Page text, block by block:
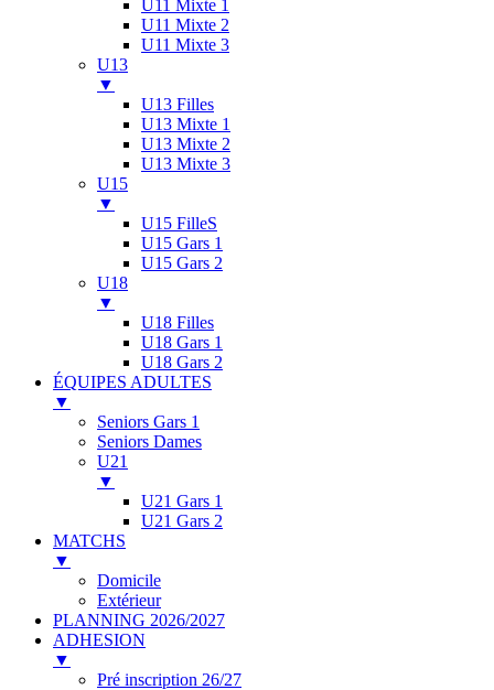
U11 Mixte 1
U11 Mixte 2
U11 Mixte 3
U13
▼
U13 Filles
U13 Mixte 1
U13 Mixte 2
U13 Mixte 3
U15
▼
U15 FilleS
U15 Gars 1
U15 Gars 2
U18
▼
U18 Filles
U18 Gars 1
U18 Gars 2
ÉQUIPES ADULTES
▼
Seniors Gars 1
Seniors Dames
U21
▼
U21 Gars 1
U21 Gars 2
MATCHS
▼
Domicile
Extérieur
PLANNING 2026/2027
ADHESION
▼
Pré inscription 26/27